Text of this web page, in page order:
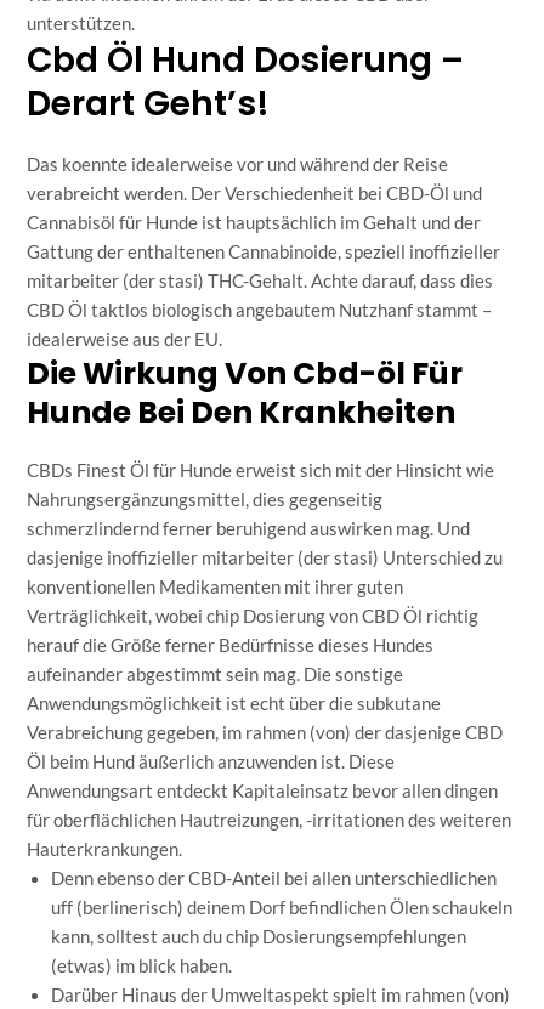
unterstützen.
Cbd Öl Hund Dosierung –
Derart Geht’s!
Das koennte idealerweise vor und während der Reise
verabreicht werden. Der Verschiedenheit bei CBD-Öl und
Cannabisöl für Hunde ist hauptsächlich im Gehalt und der
Gattung der enthaltenen Cannabinoide, speziell inoffizieller
mitarbeiter (der stasi) THC-Gehalt. Achte darauf, dass dies
CBD Öl taktlos biologisch angebautem Nutzhanf stammt –
idealerweise aus der EU.
Die Wirkung Von Cbd-öl Für
Hunde Bei Den Krankheiten
CBDs Finest Öl für Hunde erweist sich mit der Hinsicht wie
Nahrungsergänzungsmittel, dies gegenseitig
schmerzlindernd ferner beruhigend auswirken mag. Und
dasjenige inoffizieller mitarbeiter (der stasi) Unterschied zu
konventionellen Medikamenten mit ihrer guten
Verträglichkeit, wobei chip Dosierung von CBD Öl richtig
herauf die Größe ferner Bedürfnisse dieses Hundes
aufeinander abgestimmt sein mag. Die sonstige
Anwendungsmöglichkeit ist echt über die subkutane
Verabreichung gegeben, im rahmen (von) der dasjenige CBD
Öl beim Hund äußerlich anzuwenden ist. Diese
Anwendungsart entdeckt Kapitaleinsatz bevor allen dingen
für oberflächlichen Hautreizungen, -irritationen des weiteren
Hauterkrankungen.
Denn ebenso der CBD-Anteil bei allen unterschiedlichen
uff (berlinerisch) deinem Dorf befindlichen Ölen schaukeln
kann, solltest auch du chip Dosierungsempfehlungen
(etwas) im blick haben.
Darüber Hinaus der Umweltaspekt spielt im rahmen (von)